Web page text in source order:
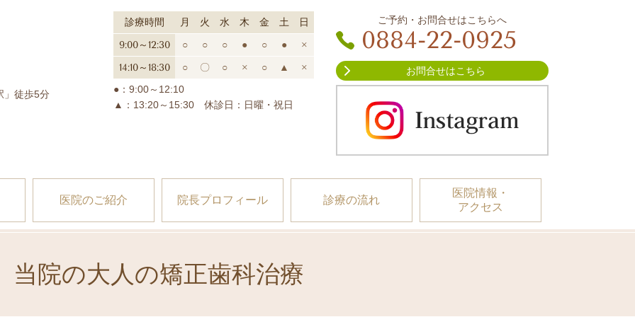
」徒歩5分
診療時間 月 火 水 木 金 土
日
9:00～12:30
○ ○ ○ ● ○ ●
×
14:10～18:30
○ 〇 ○ × ○ ▲ ×
●：9:00～12:10
▲：13:20～15:30 休診日：日曜・祝日
ご予約・お問合せはこちらへ
0884-22-0925
お問合せはこちら
医院のご紹介 院長プロフィール 診療の流れ
医院情報・
アクセス
当院の大人の矯正歯科治療